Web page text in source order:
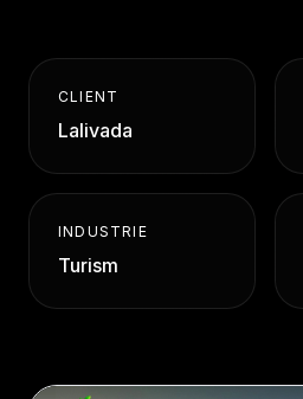
CLIENT
Lalivada
INDUSTRIE
Turism